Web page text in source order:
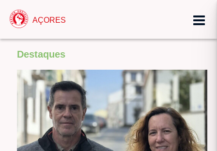
AÇORES
Destaques